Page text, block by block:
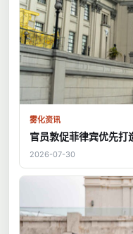
雾化资讯
官员敦促菲律宾优先打
2026-07-30